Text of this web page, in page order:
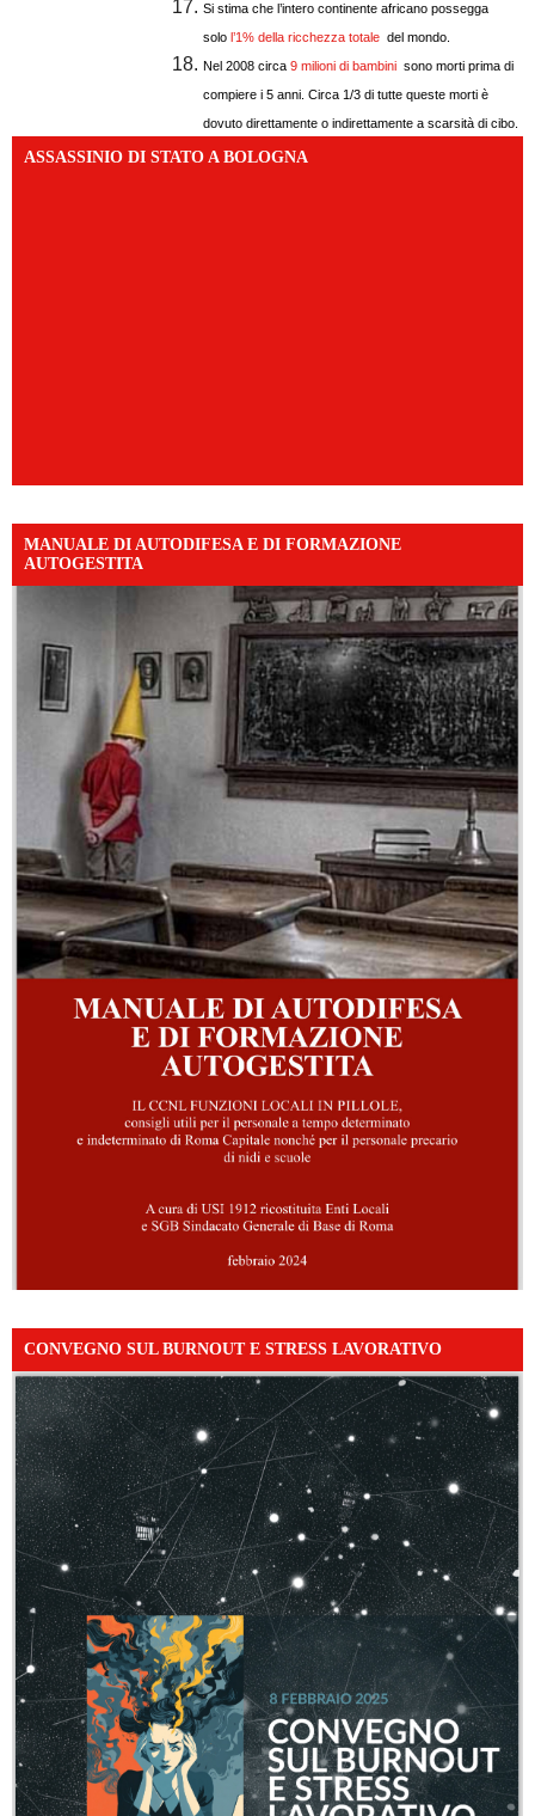
Si stima che l’intero continente africano possegga
solo l’1% della ricchezza totale del mondo.
Nel 2008 circa 9 milioni di bambini sono morti prima di
compiere i 5 anni. Circa 1/3 di tutte queste morti è
dovuto direttamente o indirettamente a scarsità di cibo.
ASSASSINIO DI STATO A BOLOGNA
MANUALE DI AUTODIFESA E DI FORMAZIONE
AUTOGESTITA
CONVEGNO SUL BURNOUT E STRESS LAVORATIVO